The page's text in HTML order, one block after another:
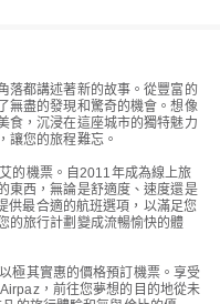
落都講述著新的故事。從豐富的
無盡的發現和驚奇的機會。想像
食，沉浸在這座城市的獨特魅力
讓您的旅程難忘。
的機票。自2011年成為線上旅
東西，無論是舒適度、速度還是
供最合適的航班選項，以滿足您
的旅行計劃變成流暢愉快的體
極其實惠的價格預訂機票。享受
，前往您夢想的目的地從未